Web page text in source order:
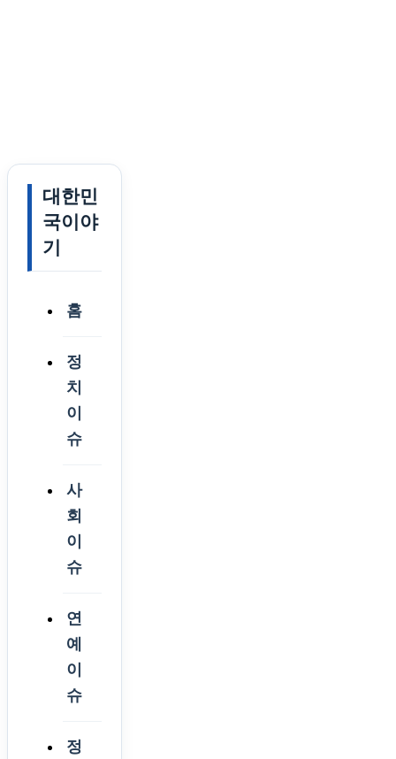
대한민
국이야
기
홈
정
치
이
슈
사
회
이
슈
연
예
이
슈
정